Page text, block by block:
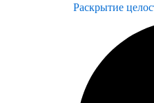
Раскрытие